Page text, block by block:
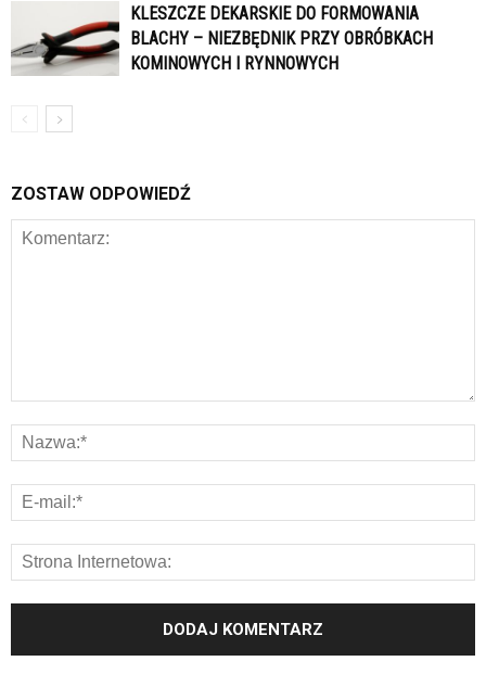
KLESZCZE DEKARSKIE DO FORMOWANIA
BLACHY – NIEZBĘDNIK PRZY OBRÓBKACH
KOMINOWYCH I RYNNOWYCH
ZOSTAW ODPOWIEDŹ